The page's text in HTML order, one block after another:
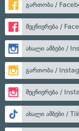
გართობა /
მეცნიერება /
ახალი ამბები /
გართობა /
მეცნიერება /
ახალი ამბები /